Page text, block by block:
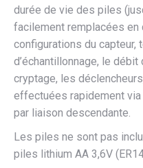
durée de vie des piles
facilement remplacées en
configurations du capteur,
d’échantillonnage, le
cryptage, les
effectuées rapidement via
par liaison descendante.
Les piles ne sont pas
piles lithium AA 3,6V